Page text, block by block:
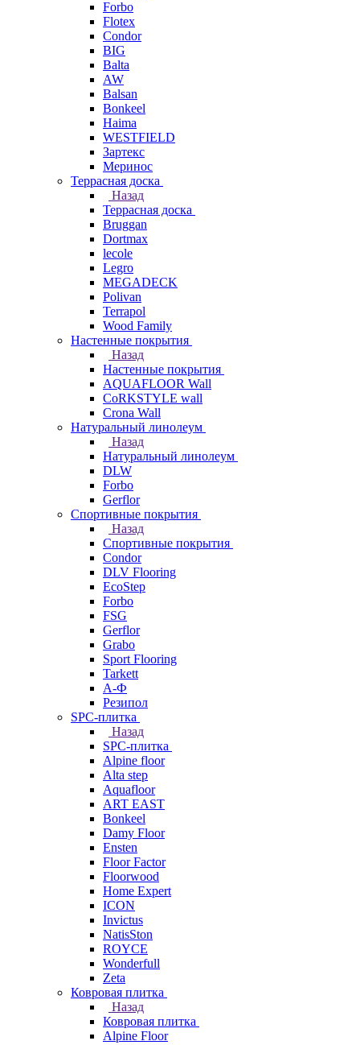
Forbo
Flotex
Condor
BIG
Balta
AW
Balsan
Bonkeel
Haima
WESTFIELD
Зартекс
Меринос
Террасная доска
Назад
Террасная доска
Bruggan
Dortmax
lecole
Legro
MEGADECK
Polivan
Terrapol
Wood Family
Настенные покрытия
Назад
Настенные покрытия
AQUAFLOOR Wall
CoRKSTYLE wall
Crona Wall
Натуральный линолеум
Назад
Натуральный линолеум
DLW
Forbo
Gerflor
Спортивные покрытия
Назад
Спортивные покрытия
Condor
DLV Flooring
EcoStep
Forbo
FSG
Gerflor
Grabo
Sport Flooring
Tarkett
А-Ф
Резипол
SPC-плитка
Назад
SPC-плитка
Alpine floor
Alta step
Aquafloor
ART EAST
Bonkeel
Damy Floor
Ensten
Floor Factor
Floorwood
Home Expert
ICON
Invictus
NatisSton
ROYCE
Wonderfull
Zeta
Ковровая плитка
Назад
Ковровая плитка
Alpine Floor